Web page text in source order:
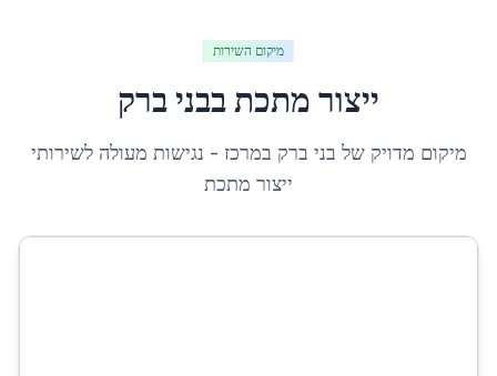
מיקום השירות
ייצור מתכת בבני ברק
מיקום מדויק של בני ברק במרכז - נגישות מעולה לשירותי
ייצור מתכת